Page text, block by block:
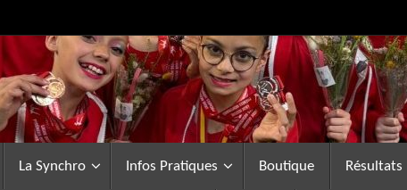
La Synchro Infos Pratiques Boutique Résultats